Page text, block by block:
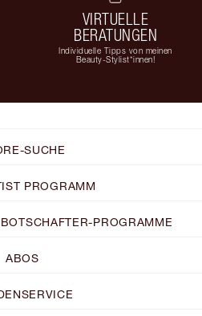
VIRTUELLE
BERATUNGEN
Individuelle Tipps von meinen
Beauty-Stylist*innen!
SUCHE
PROGRAMM
PROGRAMME
ABOS